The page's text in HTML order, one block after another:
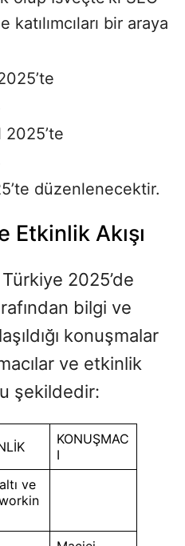
bir araya
düzenlenecektir.
Etkinlik Akışı
2025’de
bilgi ve
konuşmalar
ve etkinlik
şekildedir:
KONUŞMAC
I
ve